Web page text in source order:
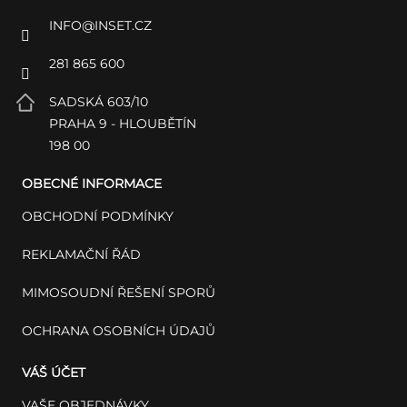
INFO@INSET.CZ
281 865 600
SADSKÁ 603/10
PRAHA 9 - HLOUBĚTÍN
198 00
OBECNÉ INFORMACE
OBCHODNÍ PODMÍNKY
REKLAMAČNÍ ŘÁD
MIMOSOUDNÍ ŘEŠENÍ SPORŮ
OCHRANA OSOBNÍCH ÚDAJŮ
VÁŠ ÚČET